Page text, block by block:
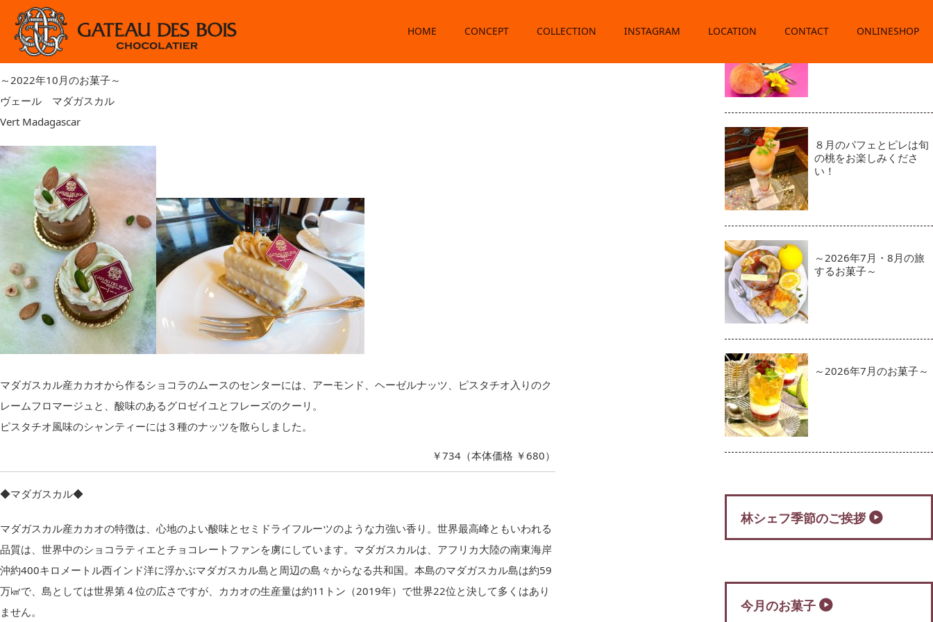
HOME CONCEPT COLLECTION INSTAGRAM LOCATION CONTACT ONLINESHOP
～2022年10月のお菓子～
～2022年10月のお菓子～
ヴェール マダガスカル
Vert Madagascar
マダガスカル産カカオから作るショコラのムースのセンターには、アーモンド、ヘーゼルナッツ、ピスタチオ入りのク
レームフロマージュと、酸味のあるグロゼイユとフレーズのクーリ。
ピスタチオ風味のシャンティーには３種のナッツを散らしました。
￥734（本体価格 ￥680）
◆マダガスカル◆
マダガスカル産カカオの特徴は、心地のよい酸味とセミドライフルーツのような力強い香り。世界最高峰ともいわれる
品質は、世界中のショコラティエとチョコレートファンを虜にしています。マダガスカルは、アフリカ大陸の南東海岸
沖約400キロメートル西インド洋に浮かぶマダガスカル島と周辺の島々からなる共和国。本島のマダガスカル島は約59
万㎢で、島としては世界第４位の広さですが、カカオの生産量は約11トン（2019年）で世界22位と決して多くはあり
ません。
～2026年8月のお菓子～
８月のパフェとピレは旬
の桃をお楽しみくださ
い！
～2026年7月・8月の旅
するお菓子～
～2026年7月のお菓子～
林シェフ季節のご挨拶
今月のお菓子